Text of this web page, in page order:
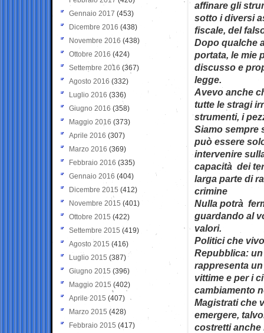
affinare gli
sotto i diversi
fiscale, del
Dopo qualche
portata, le mie
discusso e
legge.
Avevo anche
tutte le stragi
strumenti, i
Siamo sempre
può essere
intervenire
capacità dei
larga parte di
crimine
Nulla potrà
guardando al
valori.
Politici che
Repubblica:
rappresenta
vittime e per i
cambiamento
Magistrati che
emergere,
costretti anche
Gennaio 2017 (453)
Dicembre 2016 (438)
Novembre 2016 (438)
Ottobre 2016 (424)
Settembre 2016 (367)
Agosto 2016 (332)
Luglio 2016 (336)
Giugno 2016 (358)
Maggio 2016 (373)
Aprile 2016 (307)
Marzo 2016 (369)
Febbraio 2016 (335)
Gennaio 2016 (404)
Dicembre 2015 (412)
Novembre 2015 (401)
Ottobre 2015 (422)
Settembre 2015 (419)
Agosto 2015 (416)
Luglio 2015 (387)
Giugno 2015 (396)
Maggio 2015 (402)
Aprile 2015 (407)
Marzo 2015 (428)
Febbraio 2015 (417)